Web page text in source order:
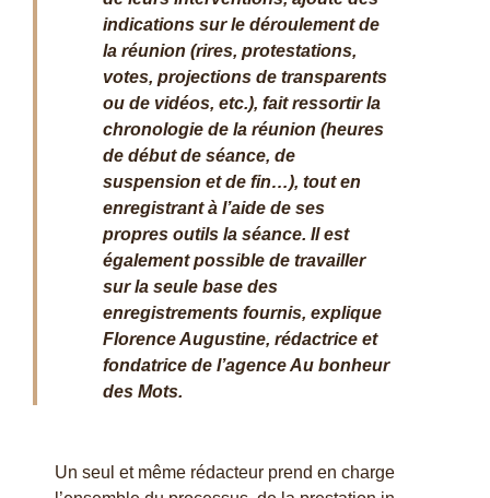
indications sur le déroulement de
la réunion (rires, protestations,
votes, projections de transparents
ou de vidéos, etc.), fait ressortir la
chronologie de la réunion (heures
de début de séance, de
suspension et de fin…), tout en
enregistrant à l’aide de ses
propres outils la séance. Il est
également possible de travailler
sur la seule base des
enregistrements fournis, explique
Florence Augustine, rédactrice et
fondatrice de l’agence Au bonheur
des Mots.
Un seul et même rédacteur prend en charge